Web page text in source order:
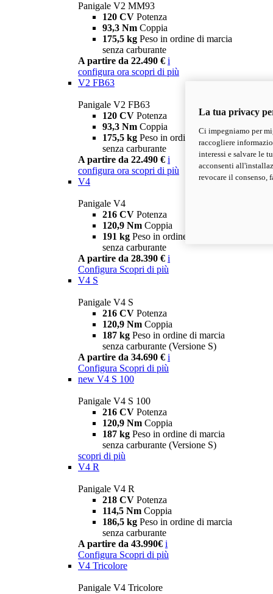
Panigale V2 MM93
120 CV Potenza
93,3 Nm Coppia
175,5 kg Peso in ordine di marcia
senza carburante
A partire da 22.490 € i
configura ora scopri di più
V2 FB63
Panigale V2 FB63
120 CV Potenza
93,3 Nm Coppia
175,5 kg Peso in ordine di marcia
senza carburante
A partire da 22.490 € i
configura ora scopri di più
V4
Panigale V4
216 CV Potenza
120,9 Nm Coppia
191 kg Peso in ordine di marcia
senza carburante
A partire da 28.390 € i
Configura Scopri di più
V4 S
Panigale V4 S
216 CV Potenza
120,9 Nm Coppia
187 kg Peso in ordine di marcia
senza carburante (Versione S)
A partire da 34.690 € i
Configura Scopri di più
new V4 S 100
Panigale V4 S 100
216 CV Potenza
120,9 Nm Coppia
187 kg Peso in ordine di marcia
senza carburante (Versione S)
scopri di più
V4 R
Panigale V4 R
218 CV Potenza
114,5 Nm Coppia
186,5 kg Peso in ordine di marcia
senza carburante
A partire da 43.990€ i
Configura Scopri di più
V4 Tricolore
Panigale V4 Tricolore
La tua privacy
Ci impegniamo per
raccogliere
interessi e salvare le
acconsenti
revocare il consenso,